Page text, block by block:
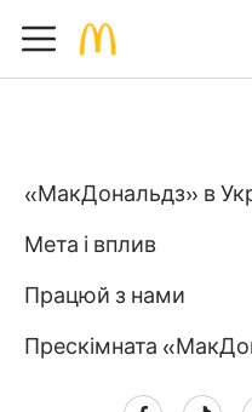
«МакДональдз» в
Мета і вплив
Працюй з нами
Прескімната